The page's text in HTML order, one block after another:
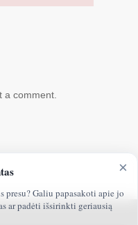
a comment.
×
presu? Galiu papasakoti apie jo
ar padėti išsirinkti geriausią